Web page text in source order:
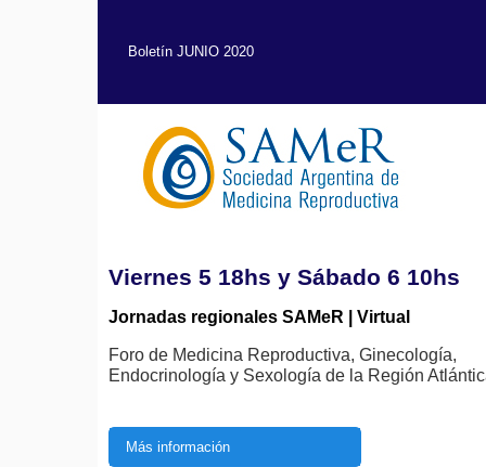
Boletín JUNIO 2020
Viernes 5 18hs y Sábado 6 10hs
Jornadas regionales SAMeR | Virtual
Foro de Medicina Reproductiva, Ginecología,
Endocrinología y Sexología de la Región
Más información